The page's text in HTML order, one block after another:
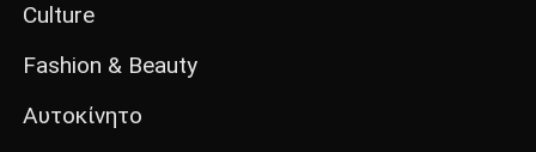
Culture
Fashion & Beauty
Αυτοκίνητο